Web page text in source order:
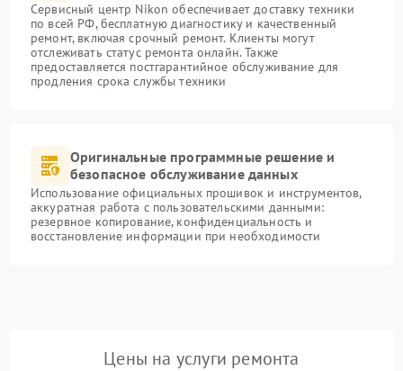
Сервисный центр Nikon обеспечивает доставку техники
по всей РФ, бесплатную диагностику и качественный
ремонт, включая срочный ремонт. Клиенты могут
отслеживать статус ремонта онлайн. Также
предоставляется постгарантийное обслуживание для
продления срока службы техники
Оригинальные программные решение и
безопасное обслуживание данных
Использование официальных прошивок и инструментов,
аккуратная работа с пользовательскими данными:
резервное копирование, конфиденциальность и
восстановление информации при необходимости
Цены на услуги ремонта